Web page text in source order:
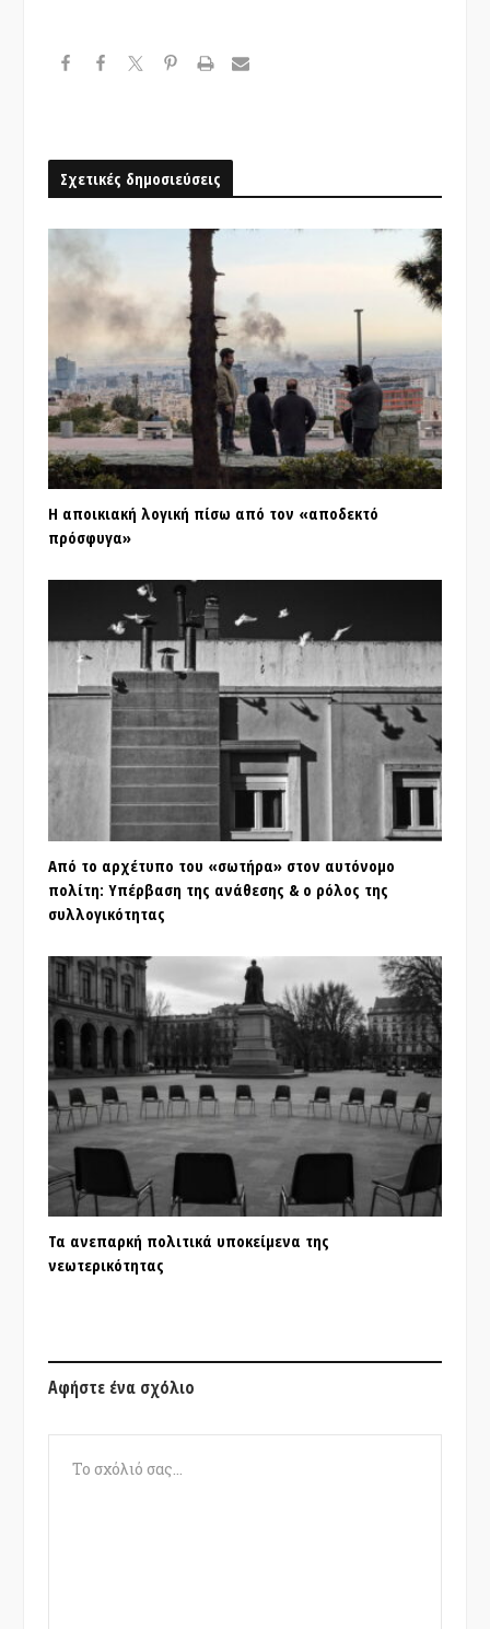
Σχετικές δημοσιεύσεις
Η αποικιακή λογική πίσω από τον «αποδεκτό
πρόσφυγα»
Από το αρχέτυπο του «σωτήρα» στον αυτόνομο
πολίτη: Υπέρβαση της ανάθεσης & ο ρόλος της
συλλογικότητας
Τα ανεπαρκή πολιτικά υποκείμενα της
νεωτερικότητας
Αφήστε ένα σχόλιο